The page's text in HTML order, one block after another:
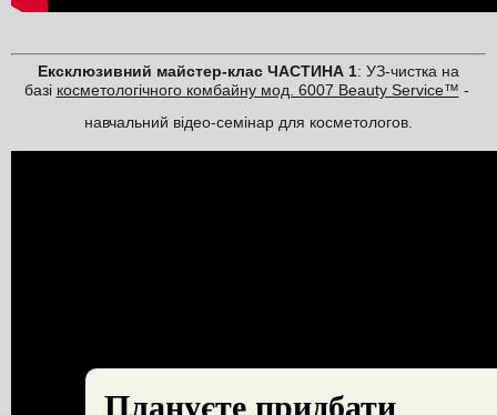
Ексклюзивний майстер-клас ЧАСТИНА 1: УЗ-чистка на
базі косметологічного комбайну мод. 6007 Beauty Service™ -
навчальний відео-семінар для косметологов.